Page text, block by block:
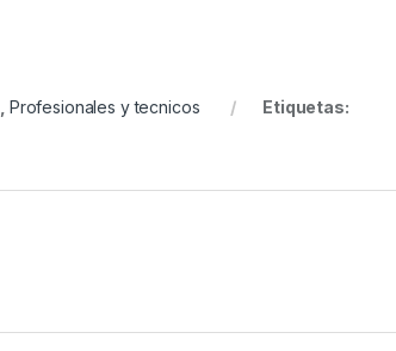
Profesionales y tecnicos
Etiquetas: